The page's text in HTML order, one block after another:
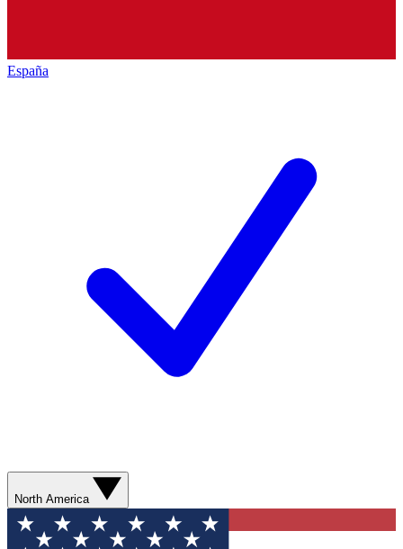
España
North America